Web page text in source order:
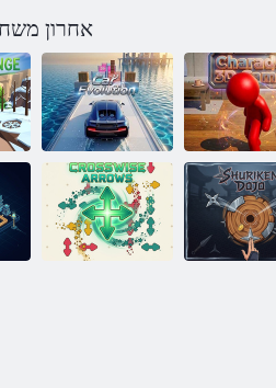
אחרון
בכרל היצולובא
Charade דמימ
קחשמ